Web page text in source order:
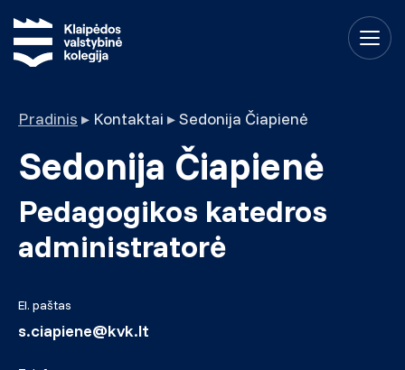
Pradinis ▸ Kontaktai ▸Sedonija Čiapienė
Sedonija Čiapienė
Pedagogikos katedros
administratorė
El. paštas
s.ciapiene@kvk.lt